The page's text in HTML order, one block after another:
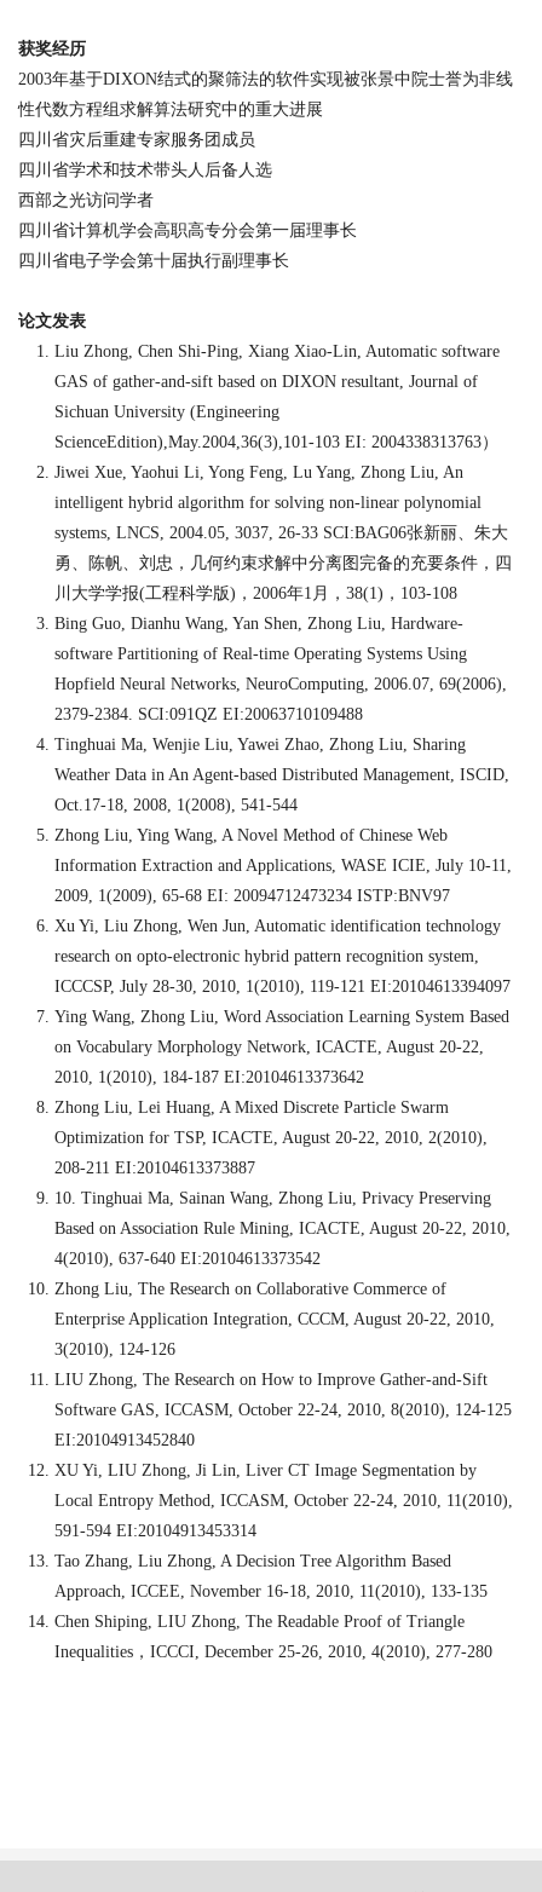
获奖经历
2003年基于DIXON结式的聚筛法的软件实现被张景中院士誉为非线
性代数方程组求解算法研究中的重大进展
四川省灾后重建专家服务团成员
四川省学术和技术带头人后备人选
西部之光访问学者
四川省计算机学会高职高专分会第一届理事长
四川省电子学会第十届执行副理事长
论文发表
Liu Zhong, Chen Shi-Ping, Xiang Xiao-Lin, Automatic software
GAS of gather-and-sift based on DIXON resultant, Journal of
Sichuan University (Engineering
ScienceEdition),May.2004,36(3),101-103 EI: 2004338313763）
Jiwei Xue, Yaohui Li, Yong Feng, Lu Yang, Zhong Liu, An
intelligent hybrid algorithm for solving non-linear polynomial
systems, LNCS, 2004.05, 3037, 26-33 SCI:BAG06张新丽、朱大
勇、陈帆、刘忠 ， 几何约束求解中分离图完备的充要条件 ， 四
川大学学报(工程科学版) ， 2006年1 月 ， 38(1) ， 103-108
Bing Guo, Dianhu Wang, Yan Shen, Zhong Liu, Hardware-
software Partitioning of Real-time Operating Systems Using
Hopfield Neural Networks, NeuroComputing, 2006.07, 69(2006),
2379-2384. SCI:091QZ EI:20063710109488
Tinghuai Ma, Wenjie Liu, Yawei Zhao, Zhong Liu, Sharing
Weather Data in An Agent-based Distributed Management, ISCID,
Oct.17-18, 2008, 1(2008), 541-544
Zhong Liu, Ying Wang, A Novel Method of Chinese Web
Information Extraction and Applications, WASE ICIE, July 10-11,
2009, 1(2009), 65-68 EI: 20094712473234 ISTP:BNV97
Xu Yi, Liu Zhong, Wen Jun, Automatic identification technology
research on opto-electronic hybrid pattern recognition system,
ICCCSP, July 28-30, 2010, 1(2010), 119-121 EI:20104613394097
Ying Wang, Zhong Liu, Word Association Learning System Based
on Vocabulary Morphology Network, ICACTE, August 20-22,
2010, 1(2010), 184-187 EI:20104613373642
Zhong Liu, Lei Huang, A Mixed Discrete Particle Swarm
Optimization for TSP, ICACTE, August 20-22, 2010, 2(2010),
208-211 EI:20104613373887
10. Tinghuai Ma, Sainan Wang, Zhong Liu, Privacy Preserving
Based on Association Rule Mining, ICACTE, August 20-22, 2010,
4(2010), 637-640 EI:20104613373542
Zhong Liu, The Research on Collaborative Commerce of
Enterprise Application Integration, CCCM, August 20-22, 2010,
3(2010), 124-126
LIU Zhong, The Research on How to Improve Gather-and-Sift
Software GAS, ICCASM, October 22-24, 2010, 8(2010), 124-125
EI:20104913452840
XU Yi, LIU Zhong, Ji Lin, Liver CT Image Segmentation by
Local Entropy Method, ICCASM, October 22-24, 2010, 11(2010),
591-594 EI:20104913453314
Tao Zhang, Liu Zhong, A Decision Tree Algorithm Based
Approach, ICCEE, November 16-18, 2010, 11(2010), 133-135
Chen Shiping, LIU Zhong, The Readable Proof of Triangle
Inequalities ， ICCCI, December 25-26, 2010, 4(2010), 277-280